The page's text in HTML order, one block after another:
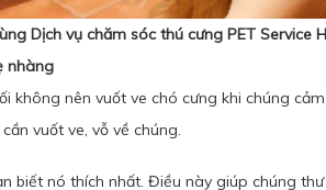
Dịch vụ chăm sóc thú cưng PET Service
nhàng
không nên vuốt ve chó cưng khi chúng
vuốt ve, vỗ về chúng.
biết nó thích nhất. Điều này giúp chúng